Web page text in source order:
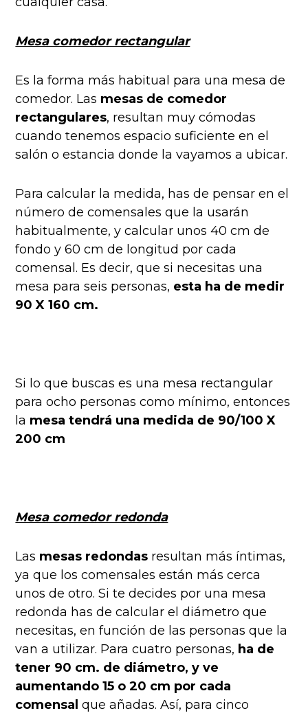
Mesa comedor rectangular
Es la forma más habitual para una mesa de
comedor. Las mesas de comedor
rectangulares, resultan muy cómodas
cuando tenemos espacio suficiente en el
salón o estancia donde la vayamos a ubicar.
Para calcular la medida, has de pensar en el
número de comensales que la usarán
habitualmente, y calcular unos 40 cm de
fondo y 60 cm de longitud por cada
comensal. Es decir, que si necesitas una
mesa para seis personas, esta ha de medir
90 X 160 cm.
Si lo que buscas es una mesa rectangular
para ocho personas como mínimo, entonces
la mesa tendrá una medida de 90/100 X
200 cm
Mesa comedor redonda
Las mesas redondas resultan más íntimas,
ya que los comensales están más cerca
unos de otro. Si te decides por una mesa
redonda has de calcular el diámetro que
necesitas, en función de las personas que la
van a utilizar. Para cuatro personas, ha de
tener 90 cm. de diámetro, y ve
aumentando 15 o 20 cm por cada
comensal que añadas. Así, para cinco